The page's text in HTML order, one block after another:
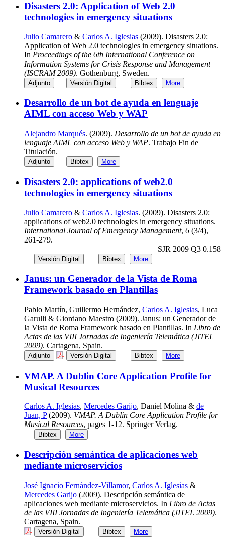
Disasters 2.0: Application of Web 2.0
technologies in emergency situations
Julio Camarero & Carlos A. Iglesias (2009). Disasters 2.0:
Application of Web 2.0 technologies in emergency situations.
In Proceedings of the 6th International Conference on
Information Systems for Crisis Response and Management
(ISCRAM 2009). Gothenburg, Sweden.
Adjunto Versión Digital Bibtex More
Desarrollo de un bot de ayuda en lenguaje
AIML con acceso Web y WAP
Alejandro Marqués. (2009). Desarrollo de un bot de ayuda en
lenguaje AIML con acceso Web y WAP. Trabajo Fin de
Titulación.
Adjunto Bibtex More
Disasters 2.0: applications of web2.0
technologies in emergency situations
Julio Camarero & Carlos A. Iglesias. (2009). Disasters 2.0:
applications of web2.0 technologies in emergency situations.
International Journal of Emergency Management, 6 (3/4),
261-279.
SJR 2009 Q3 0.158
Versión Digital Bibtex More
Janus: un Generador de la Vista de Roma
Framework basado en Plantillas
Pablo Martín, Guillermo Hernández, Carlos A. Iglesias, Luca
Garulli & Giordano Maestro (2009). Janus: un Generador de
la Vista de Roma Framework basado en Plantillas. In Libro de
Actas de las VIII Jornadas de Ingeniería Telemática (JITEL
2009). Cartagena, Spain.
Adjunto Versión Digital Bibtex More
VMAP. A Dublin Core Application Profile for
Musical Resources
Carlos A. Iglesias, Mercedes Garijo, Daniel Molina & de
Juan, P(2009). VMAP. A Dublin Core Application Profile for
Musical Resources, pages 1-12. Springer Verlag.
Bibtex More
Descripción semántica de aplicaciones web
mediante microservicios
José Ignacio Fernández-Villamor, Carlos A. Iglesias &
Mercedes Garijo (2009). Descripción semántica de
aplicaciones web mediante microservicios. In Libro de Actas
de las VIII Jornadas de Ingeniería Telemática (JITEL 2009).
Cartagena, Spain.
Versión Digital Bibtex More